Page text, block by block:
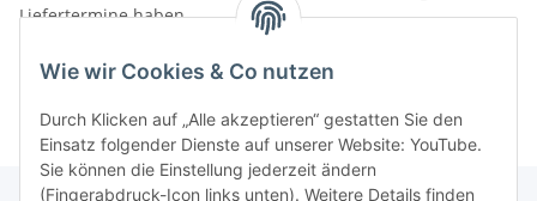
Wie wir Cookies & Co nutzen
Durch Klicken auf „Alle akzeptieren“ gestatten Sie den
Einsatz folgender Dienste auf unserer Website: YouTube.
Sie können die Einstellung jederzeit ändern
(Fingerabdruck-Icon links unten). Weitere Details finden
Liefertermine haben.
Informationen